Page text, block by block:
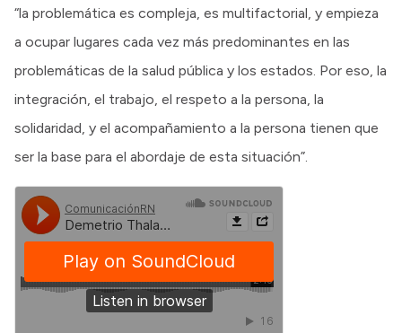
“la problemática es compleja, es multifactorial, y empieza
a ocupar lugares cada vez más predominantes en las
problemáticas de la salud pública y los estados. Por eso, la
integración, el trabajo, el respeto a la persona, la
solidaridad, y el acompañamiento a la persona tienen que
ser la base para el abordaje de esta situación”.